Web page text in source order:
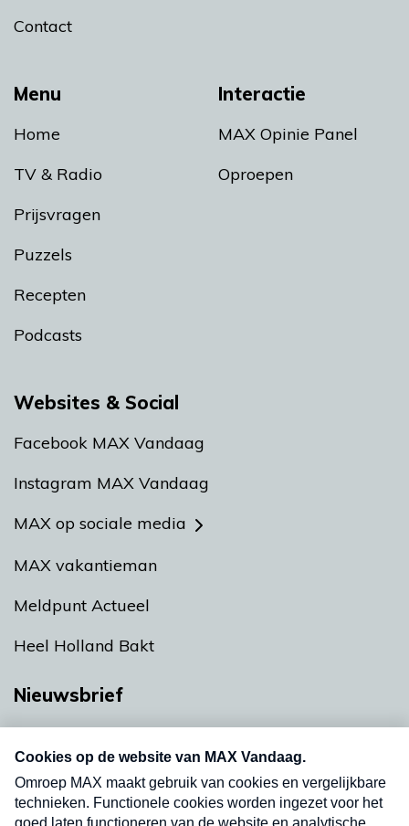
Menu
Home
TV & Radio
Prijsvragen
Puzzels
Recepten
Podcasts
Interactie
MAX Opinie Panel
Oproepen
Contact
Websites & Social
Facebook MAX Vandaag
Instagram MAX Vandaag
MAX op sociale media
MAX vakantieman
Meldpunt Actueel
Heel Holland Bakt
Nieuwsbrief
Neem hier een gratis abonnement op onze
nieuwsbrief. Elke vrijdag- en dinsdagochtend in
uw mailbox.